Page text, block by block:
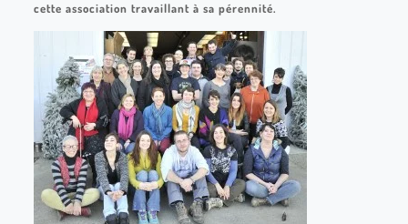
cette association travaillant à sa pérennité.